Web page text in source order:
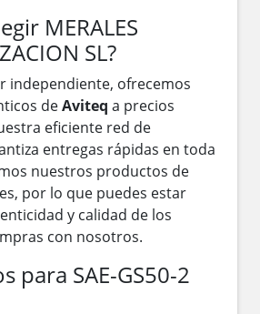
MERALES
SL?
independiente, ofrecemos
deAviteq a precios
eficiente red de
entregas rápidas en toda
nuestros productos de
por lo que puedes estar
y calidad de los
con nosotros.
para SAE-GS50-2